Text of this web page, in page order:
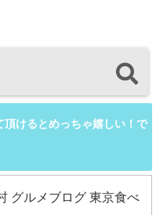
けるとめっちゃ嬉しい！で